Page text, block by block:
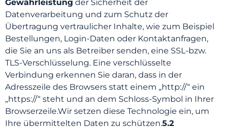
Gewährleistung der Sicherheit der
Datenverarbeitung und zum Schutz der
Übertragung vertraulicher Inhalte, wie zum Beispiel
Bestellungen, Login-Daten oder Kontaktanfragen,
die Sie an uns als Betreiber senden, eine SSL-bzw.
TLS-Verschlüsselung. Eine verschlüsselte
Verbindung erkennen Sie daran, dass in der
Adresszeile des Browsers statt einem „http://“ ein
„https://“ steht und an dem Schloss-Symbol in Ihrer
Browserzeile.Wir setzen diese Technologie ein, um
Ihre übermittelten Daten zu schützen.5.2